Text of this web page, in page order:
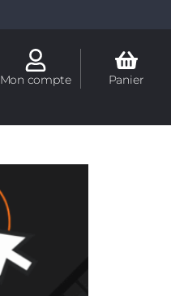
Mon compte Panier